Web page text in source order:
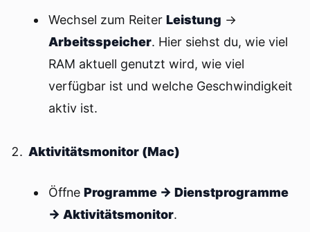
Wechsel zum Reiter Leistung →
Arbeitsspeicher. Hier siehst du, wie viel
RAM aktuell genutzt wird, wie viel
verfügbar ist und welche Geschwindigkeit
aktiv ist.
Aktivitätsmonitor (Mac)
Öffne Programme → Dienstprogramme
→ Aktivitätsmonitor.